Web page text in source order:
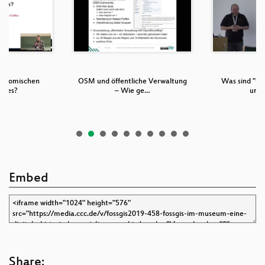
komischen
OSM und öffentliche Verwaltung
– Wie ge…
Was sind
und
Embed